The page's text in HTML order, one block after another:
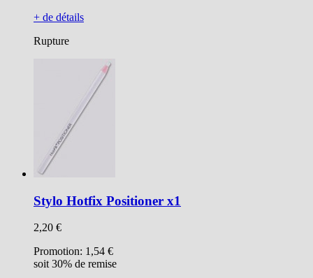
+ de détails
Rupture
Stylo Hotfix Positioner x1
2,20 €
Promotion: 1,54 €
soit 30% de remise